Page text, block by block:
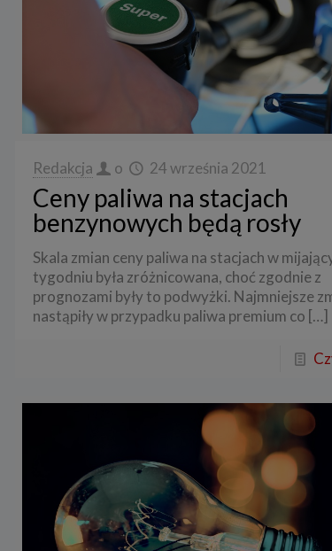
Redakcja o 24 września 2021
Ceny paliwa na stacjach
benzynowych będą rosły
Skala zmian ceny paliwa na stacjach w
tygodniu była zróżnicowana, choć zgodnie z
prognozami były to podwyżki. Najmniejsze
nastąpiły w przypadku paliwa premium co […]